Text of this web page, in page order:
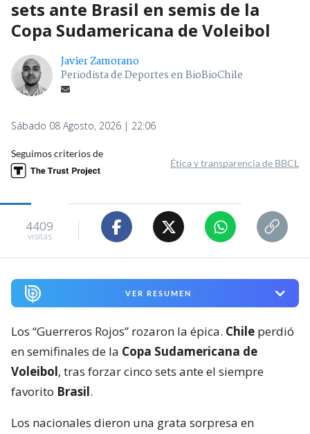
sets ante Brasil en semis de la
Copa Sudamericana de Voleibol
Javier Zamorano
Periodista de Deportes en BioBioChile
Sábado 08 Agosto, 2026 | 22:06
Seguimos criterios de
Ética y transparencia de BBCL
4409
visitas
VER RESUMEN
Los “Guerreros Rojos” rozaron la épica. Chile perdió
en semifinales de la Copa Sudamericana de
Voleibol, tras forzar cinco sets ante el siempre
favorito Brasil.
Los nacionales dieron una grata sorpresa en